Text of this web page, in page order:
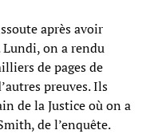
après avoir
on a rendu
de pages de
preuves. Ils
de la Justice où on a
de l’enquête.